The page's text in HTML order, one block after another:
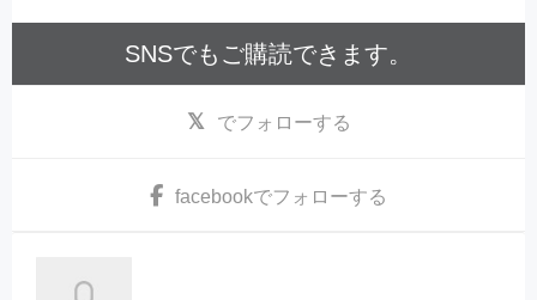
SNSでもご購読できます。
でフォローする
facebookでフォローする